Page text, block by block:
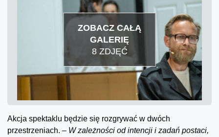
ZOBACZ CAŁĄ
GALERIĘ
8 ZDJĘĆ
Akcja spektaklu będzie się rozgrywać w dwóch
przestrzeniach. – W zależności od intencji i zadań postaci,